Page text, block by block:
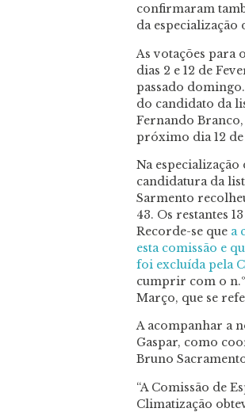
confirmaram
da especialização
As votações para
dias 2 e 12 de
passado
do candidato da
Fernando Branco,
próximo dia 12
Na
candidatura da
Sarmento
43. Os restantes
Recorde-se que a
esta comissão e
foi excluída pela
cumprir com o n.º
Março, que se
A acompanhar a
Gaspar, como
Bruno
“A Comissão de
Climatização